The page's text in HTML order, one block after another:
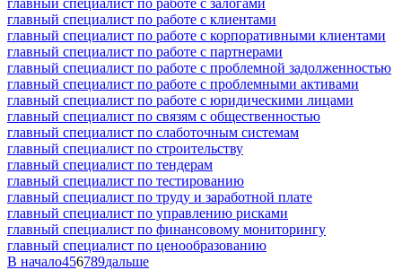
главный специалист по работе с клиентами
главный специалист по работе с корпоративными клиентами
главный специалист по работе с партнерами
главный специалист по работе с проблемной задолженностью
главный специалист по работе с проблемными активами
главный специалист по работе с юридическими лицами
главный специалист по связям с общественностью
главный специалист по слаботочным системам
главный специалист по строительству
главный специалист по тендерам
главный специалист по тестированию
главный специалист по труду и заработной плате
главный специалист по управлению рисками
главный специалист по финансовому мониторингу
главный специалист по ценообразованию
В начало456789дальше